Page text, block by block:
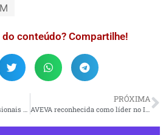
conteúdo? Compartilhe!
PRÓXIMA
AVEVA reconhecida como líder no IDC MarketScape: Avaliação Mundial de Provedores de Sistema de Execução de Manufatura por Processo 2023